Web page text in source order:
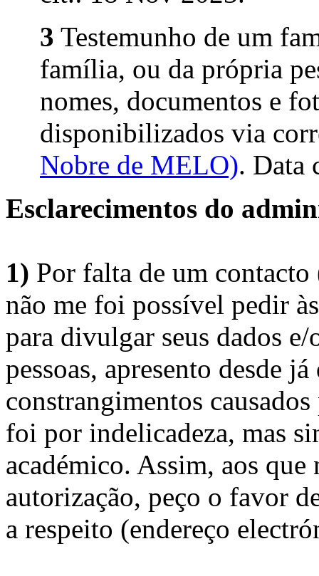
3 Testemunho de um
família, ou da própria
nomes, documentos e
disponibilizados via
Nobre de MELO). Data
Esclarecimentos do
1) Por falta de um
não me foi possível pedir
para divulgar seus dados
pessoas, apresento desde
constrangimentos
foi por indelicadeza, mas
académico. Assim, aos
autorização, peço o favor
a respeito (endereço